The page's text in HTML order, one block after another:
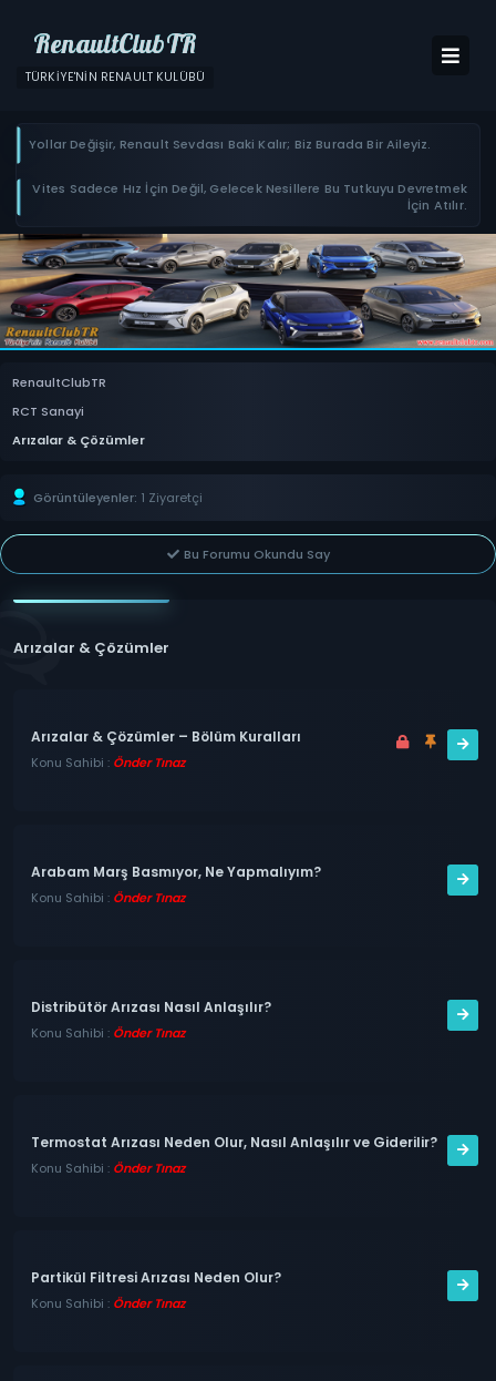
RenaultClubTR
TÜRKIYE'NIN RENAULT KULÜBÜ
Yollar Değişir, Renault Sevdası Baki Kalır; Biz Burada Bir Aileyiz.
Vites Sadece Hız İçin Değil, Gelecek Nesillere Bu Tutkuyu Devretmek
İçin Atılır.
RenaultClubTR
RCT Sanayi
Arızalar & Çözümler
Görüntüleyenler: 1 Ziyaretçi
Bu Forumu Okundu Say
Arızalar & Çözümler
Arızalar & Çözümler – Bölüm Kuralları
Konu Sahibi : Önder Tınaz
Arabam Marş Basmıyor, Ne Yapmalıyım?
Konu Sahibi : Önder Tınaz
Distribütör Arızası Nasıl Anlaşılır?
Konu Sahibi : Önder Tınaz
Termostat Arızası Neden Olur, Nasıl Anlaşılır ve Giderilir?
Konu Sahibi : Önder Tınaz
Partikül Filtresi Arızası Neden Olur?
Konu Sahibi : Önder Tınaz